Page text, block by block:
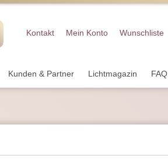
Kontakt Mein Konto Wunschliste
Kunden & Partner Lichtmagazin FAQ